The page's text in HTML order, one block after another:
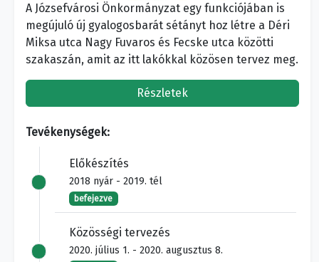
A Józsefvárosi Önkormányzat egy funkciójában is
megújuló új gyalogosbarát sétányt hoz létre a Déri
Miksa utca Nagy Fuvaros és Fecske utca közötti
szakaszán, amit az itt lakókkal közösen tervez meg.
Részletek
Tevékenységek:
Előkészítés
2018 nyár - 2019. tél
befejezve
Közösségi tervezés
2020. július 1. - 2020. augusztus 8.